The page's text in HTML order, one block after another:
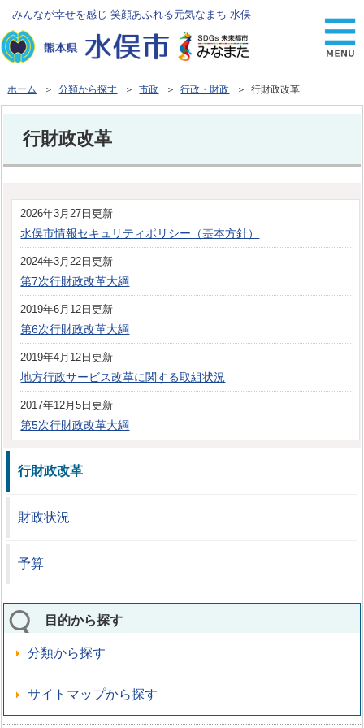
みんなが幸せを感じ 笑顔あふれる元気なまち 水俣
ホーム ＞分類から探す ＞市政 ＞行政・財政 ＞ 行財政改革
行財政改革
2026年3月27日更新
水俣市情報セキュリティポリシー（基本方針）
2024年3月22日更新
第7次行財政改革大綱
2019年6月12日更新
第6次行財政改革大綱
2019年4月12日更新
地方行政サービス改革に関する取組状況
2017年12月5日更新
第5次行財政改革大綱
行財政改革
財政状況
予算
目的から探す
分類から探す
サイトマップから探す